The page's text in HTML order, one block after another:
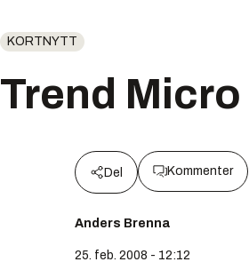
KORTNYTT
Trend
Del Kommenter
Anders Brenna
25. feb. 2008 - 12:12